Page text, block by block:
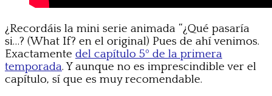
¿Recordáis la mini serie animada “¿Qué pasaría
si…? (What If? en el original) Pues de ahí venimos.
Exactamente del capítulo 5º de la primera
temporada. Y aunque no es imprescindible ver el
capítulo, sí que es muy recomendable.